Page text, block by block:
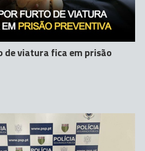
viatura fica em prisão